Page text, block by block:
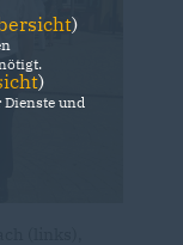
)
)
und